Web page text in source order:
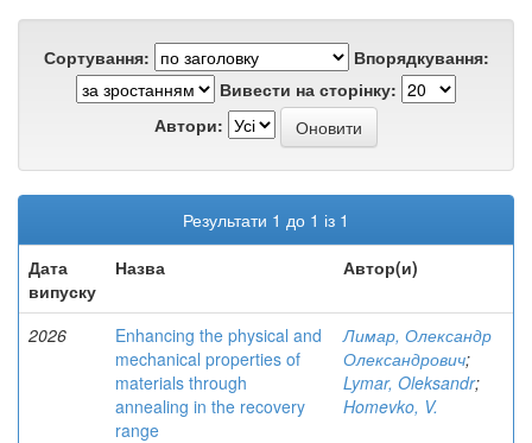
Сортування:
Впорядкування:
Вивести на сторінку:
Автори:
Результати 1 до 1 із 1
Дата
випуску
Назва Автор(и)
2026
Enhancing the physical and
mechanical properties of
materials through
annealing in the recovery
range
Лимар, Олександр
Олександрович;
Lymar, Oleksandr;
Homevko, V.